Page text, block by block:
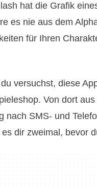
hat die Grafik
es nie aus dem
für Ihren
versuchst, diese
Von dort
nach SMS- und
dir zweimal, bevor